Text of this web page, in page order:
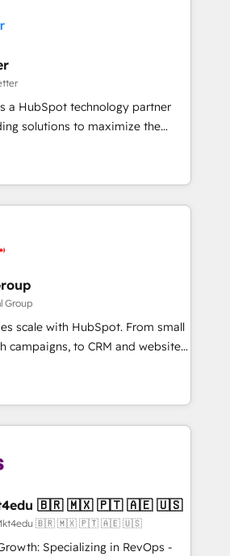
scalable, globally
& RevOps frameworks that
entire
through seamless integrations,
adoption with change-
growth With 6 key
and experience across
clients just like you Let’s
is the partner you’ve been
a HubSpot technology partner
solutions to maximize the
of HubSpot. The fastest-
& facilitator, MakeWebBetter,
of HubSpot expertise &
Trust us to
10+ years of HubSpot experience
🌟5 HubSpot Accreditations 🌟
Challenge 2021 🌟INBOUND’19
full
HubSpot CRM. ✔️A team of
✔️Flexible pricing models —
one Dedicated HubSpot
over 25,000+ customers so
solutions. ✔️Bespoke apps &
on-demand bundle services. Connect with us today!
Group
scale with HubSpot. From small
campaigns, to CRM and websites.
experienced in every inch of
to work hand-in-hand with your
complex and build a better
team and customers.
4RevOps | Mkt4edu 🇧🇷 🇲🇽 🇵🇹 🇦🇪 🇺🇸
| Mkt4edu 🇧🇷 🇲🇽 🇵🇹 🇦🇪 🇺🇸
Specializing in RevOps -